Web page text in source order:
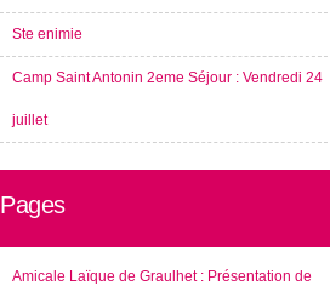
Ste enimie
Camp Saint Antonin 2eme Séjour : Vendredi 24
juillet
Pages
Amicale Laïque de Graulhet : Présentation de